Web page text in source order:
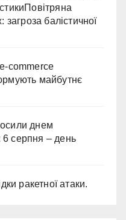
загроза балістичної
commerce
майбутнє
днем
серпня – день
ракетної атаки.